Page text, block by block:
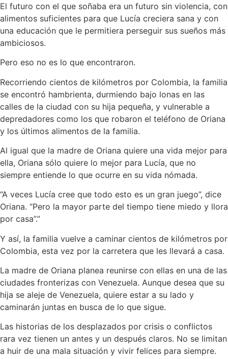
El futuro con el que soñaba era un futuro sin violencia, con
alimentos suficientes para que Lucía creciera sana y con
una educación que le permitiera perseguir sus sueños más
ambiciosos.
Pero eso no es lo que encontraron.
Recorriendo cientos de kilómetros por Colombia, la familia
se encontró hambrienta, durmiendo bajo lonas en las
calles de la ciudad con su hija pequeña, y vulnerable a
depredadores como los que robaron el teléfono de Oriana
y los últimos alimentos de la familia.
Al igual que la madre de Oriana quiere una vida mejor para
ella, Oriana sólo quiere lo mejor para Lucía, que no
siempre entiende lo que ocurre en su vida nómada.
“A veces Lucía cree que todo esto es un gran juego”, dice
Oriana. “Pero la mayor parte del tiempo tiene miedo y llora
por casa”.”
Y así, la familia vuelve a caminar cientos de kilómetros por
Colombia, esta vez por la carretera que les llevará a casa.
La madre de Oriana planea reunirse con ellas en una de las
ciudades fronterizas con Venezuela. Aunque desea que su
hija se aleje de Venezuela, quiere estar a su lado y
caminarán juntas en busca de lo que sigue.
Las historias de los desplazados por crisis o conflictos
rara vez tienen un antes y un después claros. No se limitan
a huir de una mala situación y vivir felices para siempre.